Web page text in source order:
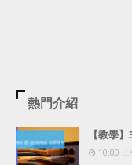
熱門介紹
【教學
10:00